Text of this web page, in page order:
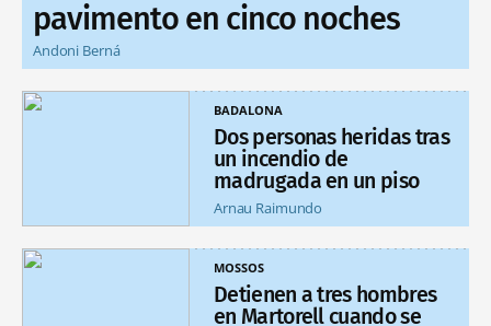
pavimento en cinco noches
Andoni Berná
BADALONA
Dos personas heridas tras
un incendio de
madrugada en un piso
Arnau Raimundo
MOSSOS
Detienen a tres hombres
en Martorell cuando se